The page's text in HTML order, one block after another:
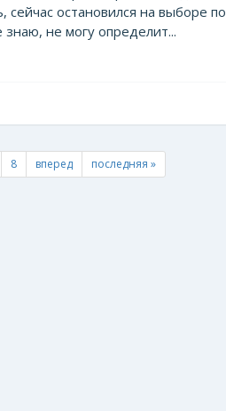
сейчас остановился на выборе
не могу определит...
8 вперед последняя »